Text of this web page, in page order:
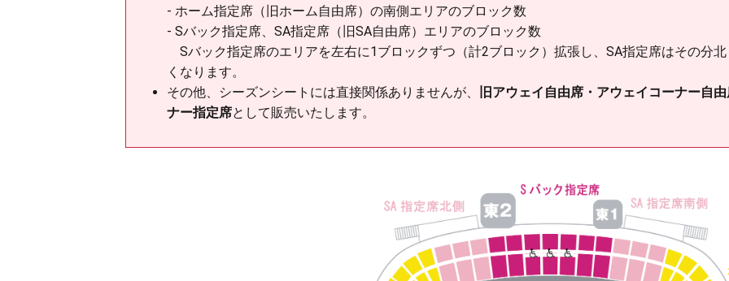
- ホーム指定席（旧ホーム自由席）の南側エリアのブロック数
- Sバック指定席、SA指定席（旧SA自由席）エリアのブロック数
Sバック指定席のエリアを左右に1ブロックずつ（計2ブロック）拡張し、SA指定席はその分
くなります。
その他、シーズンシートには直接関係ありませんが、
旧アウェイ自由席・アウェイコーナー自
ナー指定席として販売いたします。